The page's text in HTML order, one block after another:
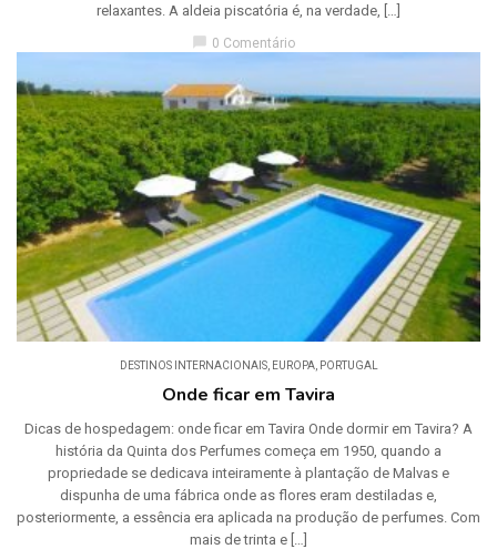
relaxantes. A aldeia piscatória é, na verdade, […]
0 Comentário
DESTINOS INTERNACIONAIS, EUROPA, PORTUGAL
Onde ficar em Tavira
Dicas de hospedagem: onde ficar em Tavira Onde dormir em Tavira? A
história da Quinta dos Perfumes começa em 1950, quando a
propriedade se dedicava inteiramente à plantação de Malvas e
dispunha de uma fábrica onde as flores eram destiladas e,
posteriormente, a essência era aplicada na produção de perfumes. Com
mais de trinta e […]